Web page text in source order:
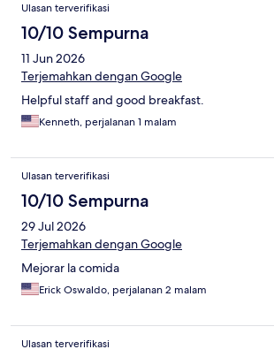
Ulasan terverifikasi
10/10 Sempurna
11 Jun 2026
Terjemahkan dengan Google
Helpful staff and good breakfast.
Kenneth, perjalanan 1 malam
Ulasan terverifikasi
10/10 Sempurna
29 Jul 2026
Terjemahkan dengan Google
Mejorar la comida
Erick Oswaldo, perjalanan 2 malam
Ulasan terverifikasi